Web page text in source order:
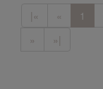
|« « 1
»
»|